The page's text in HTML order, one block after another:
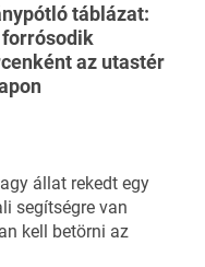
táblázat:
forrósodik
az utastér
állat rekedt egy
segítségre van
kell betörni az